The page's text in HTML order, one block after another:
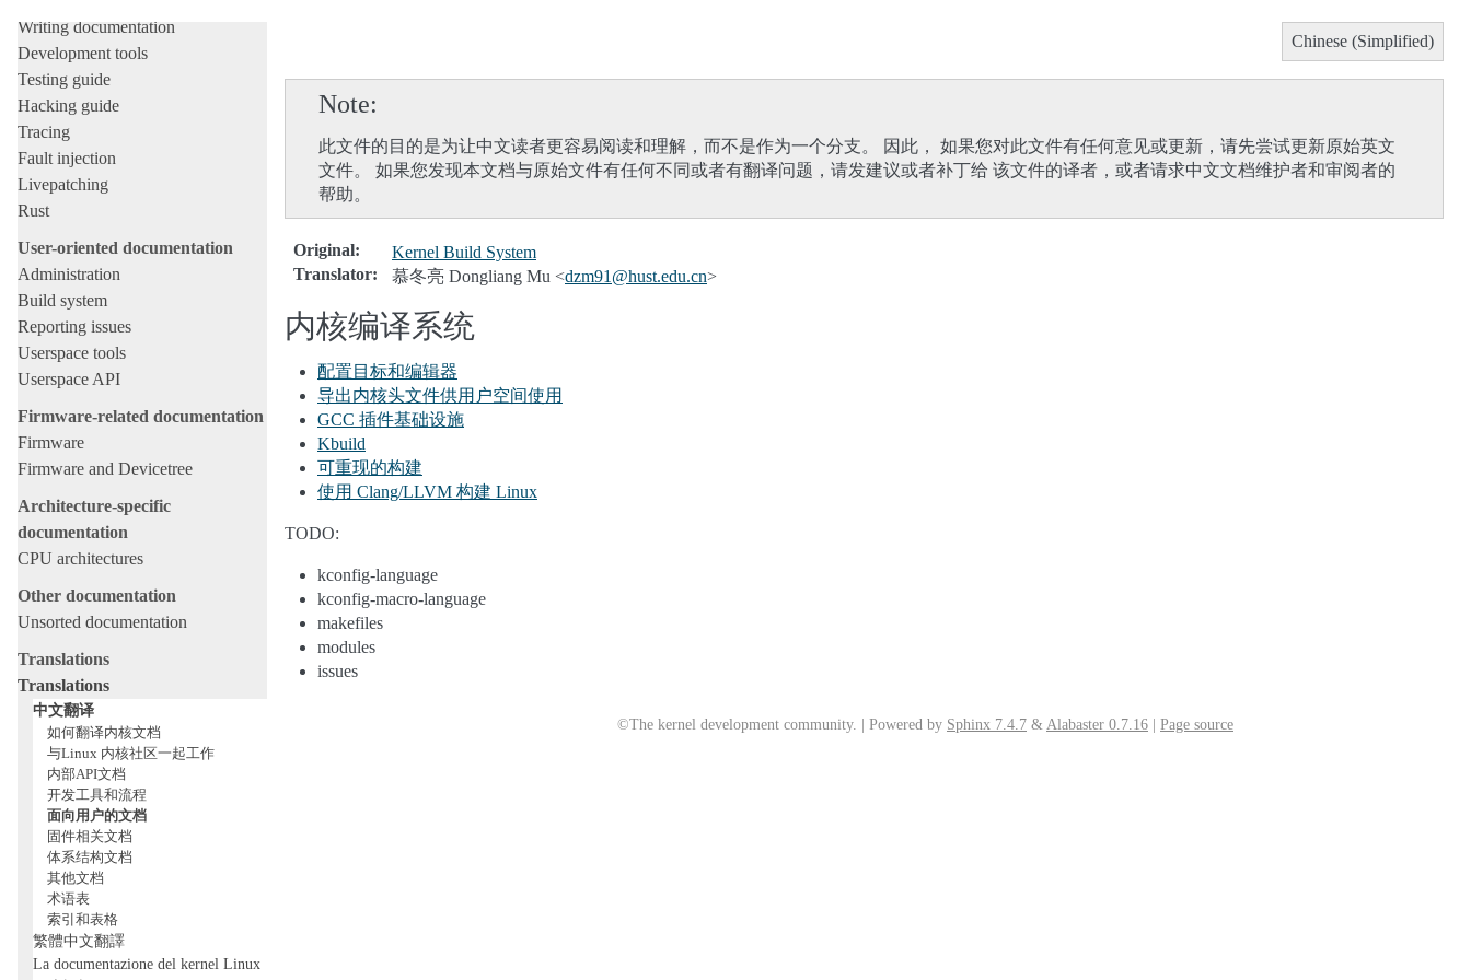
Writing documentation
Development tools
Testing guide
Hacking guide
Tracing
Fault injection
Livepatching
Rust
User-oriented documentation
Administration
Build system
Reporting issues
Userspace tools
Userspace API
Firmware-related documentation
Firmware
Firmware and Devicetree
Architecture-specific
documentation
CPU architectures
Other documentation
Unsorted documentation
Translations
Translations
中文翻译
如何翻译内核文档
与Linux 内核社区一起工作
内部API文档
开发工具和流程
面向用户的文档
固件相关文档
体系结构文档
其他文档
术语表
索引和表格
繁體中文翻譯
La documentazione del kernel Linux
Chinese (Simplified)
Note
此文件的目的是为让中文读者更容易阅读和理解，而不是作为一个分支。 因此， 如果您对此文件有任何意见或更新，请先尝试更新原始英文
文件。 如果您发现本文档与原始文件有任何不同或者有翻译问题，请发建议或者补丁给 该文件的译者，或者请求中文文档维护者和审阅者的
帮助。
Original:
Kernel Build System
Translator: 慕冬亮 Dongliang Mu <dzm91 @hust.edu.cn>
内核编译系统
配置目标和编辑器
导出内核头文件供用户空间使用
GCC 插件基础设施
Kbuild
可重现的构建
使用 Clang/LLVM 构建 Linux
TODO:
kconfig-language
kconfig-macro-language
makefiles
modules
issues
©The kernel development community. | Powered by Sphinx 7.4.7 & Alabaster 0.7.16 Page source